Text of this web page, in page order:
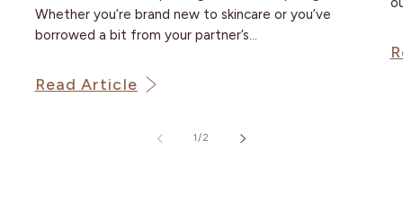
Whether you’re brand new to skincare or you’ve
borrowed a bit from your partner’s...
Read Article
1/von
2